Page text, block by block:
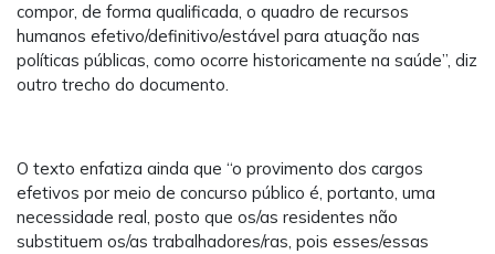
compor, de forma qualificada, o quadro de recursos
humanos efetivo/definitivo/estável para atuação nas
políticas públicas, como ocorre historicamente na saúde”, diz
outro trecho do documento.
O texto enfatiza ainda que “o provimento dos cargos
efetivos por meio de concurso público é, portanto, uma
necessidade real, posto que os/as residentes não
substituem os/as trabalhadores/ras, pois esses/essas